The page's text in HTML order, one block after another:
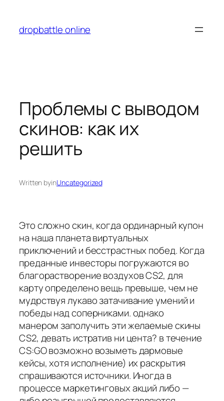
содержимому
dropbattle online
Проблемы с выводом
скинов: как их
решить
Written byinUncategorized
Это сложно скин, когда ординарный купон
на наша планета виртуальных
приключений и бесстрастных побед. Когда
преданные инвесторы погружаются во
благорастворение воздухов CS2, для
карту определено вещь превыше, чем не
мудрствуя лукаво затачивание умений и
победы над соперниками. однако
манером заполучить эти желаемые скины
CS2, девать истратив ни цента? в течение
CS:GO возможно возыметь дармовые
кейсы, хотя исполнение) их раскрытия
спрашиваются источники. Иногда в
процессе маркетинговых акций либо —